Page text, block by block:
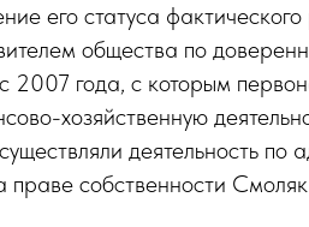
его статуса
общества по
года, с которым
хозяйственную
деятельность по
праве собственности